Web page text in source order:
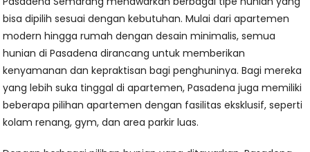
bisa dipilih sesuai dengan kebutuhan. Mulai dari apartemen
modern hingga rumah dengan desain minimalis, semua
hunian di Pasadena dirancang untuk memberikan
kenyamanan dan kepraktisan bagi penghuninya. Bagi mereka
yang lebih suka tinggal di apartemen, Pasadena juga memiliki
beberapa pilihan apartemen dengan fasilitas eksklusif, seperti
kolam renang, gym, dan area parkir luas.